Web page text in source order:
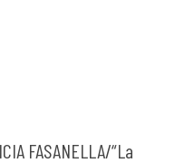
FASANELLA/“La